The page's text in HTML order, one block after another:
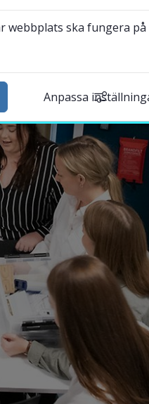
till annan
webbplats ska fungera
Anpassa